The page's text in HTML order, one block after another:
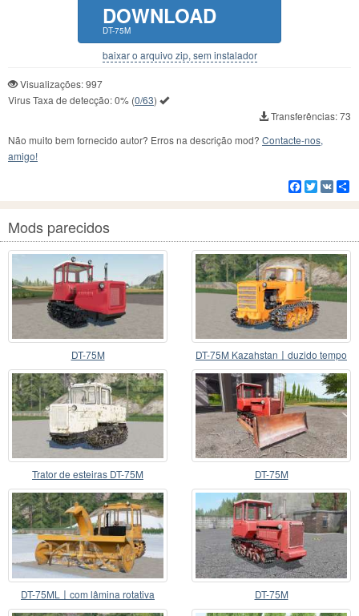
DOWNLOAD
DT-75M
baixar o arquivo zip, sem instalador
Visualizações: 997
Virus Taxa de detecção:0% (0/63)
Transferências: 73
Não muito bem fornecido autor? Erros na descrição mod? Contacte-nos,
amigo!
Facebook
Twitter
VK
Mods parecidos
DT-75M
DT-75M Kazahstan〡duzido tempo
de início
Trator de esteiras DT-75M DT-75M
DT-75ML〡com lâmina rotativa DT-75M